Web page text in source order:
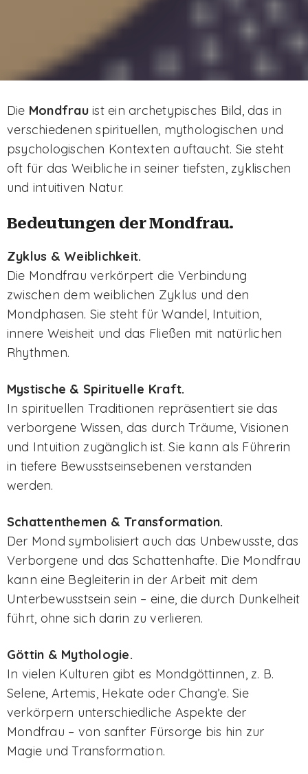
Die Mondfrauist ein archetypisches Bild, das in
verschiedenen spirituellen, mythologischen und
psychologischen Kontexten auftaucht. Sie steht
oft für das Weibliche in seiner tiefsten, zyklischen
und intuitiven Natur.
Bedeutungen der Mondfrau.
Zyklus & Weiblichkeit.
Die Mondfrau verkörpert die Verbindung
zwischen dem weiblichen Zyklus und den
Mondphasen. Sie steht für Wandel, Intuition,
innere Weisheit und das Fließen mit natürlichen
Rhythmen.
Mystische & Spirituelle Kraft.
In spirituellen Traditionen repräsentiert sie das
verborgene Wissen, das durch Träume, Visionen
und Intuition zugänglich ist. Sie kann als Führerin
in tiefere Bewusstseinsebenen verstanden
werden.
Schattenthemen & Transformation.
Der Mond symbolisiert auch das Unbewusste, das
Verborgene und das Schattenhafte. Die Mondfrau
kann eine Begleiterin in der Arbeit mit dem
Unterbewusstsein sein – eine, die durch Dunkelheit
führt, ohne sich darin zu verlieren.
Göttin & Mythologie.
In vielen Kulturen gibt es Mondgöttinnen, z. B.
Selene, Artemis, Hekate oder Chang’e. Sie
verkörpern unterschiedliche Aspekte der
Mondfrau – von sanfter Fürsorge bis hin zur
Magie und Transformation.